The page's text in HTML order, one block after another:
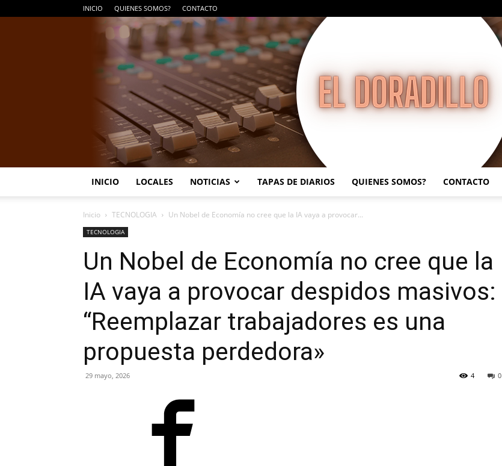
INICIO QUIENES SOMOS? CONTACTO
DORADILLO
INICIO LOCALES NOTICIAS TAPAS DE DIARIOS QUIENES SOMOS? CONTACTO
Inicio TECNOLOGIA Un Nobel de Economía no cree que la IA vaya a provocar...
TECNOLOGIA
Un Nobel de Economía no cree que la
IA vaya a provocar despidos masivos:
“Reemplazar trabajadores es una
propuesta perdedora»
29 mayo, 2026 0
4